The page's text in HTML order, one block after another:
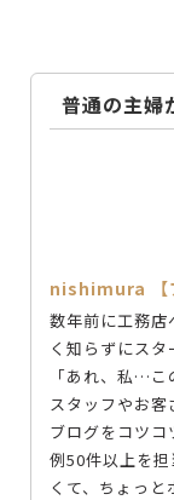
普通の主婦
nishimura 【
数年前に工務店
く知らずにスタ
「あれ、私…こ
スタッフやお
ブログをコツ
例50件以上を
くて、ちょっ